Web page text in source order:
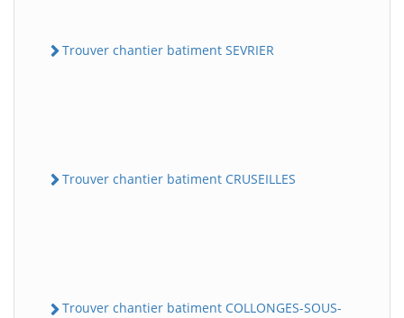
Trouver chantier batiment SEVRIER
Trouver chantier batiment CRUSEILLES
Trouver chantier batiment COLLONGES-SOUS-